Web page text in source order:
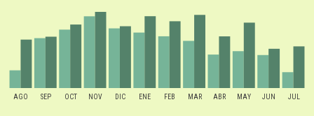
AGO SEP OCT NOV DIC ENE FEB MAR ABR MAY JUN JUL